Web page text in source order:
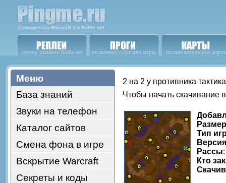
Меню
База знаний
Звуки на телефон
Каталог сайтов
Смена фона в игре
Вскрытие Warcraft
Секреты и коды
2 на 2 у противника
Чтобы начать скачивание
Тип
Рассы
Кто